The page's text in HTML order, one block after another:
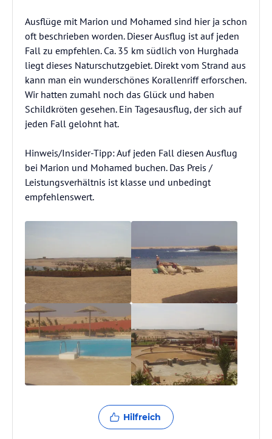
Ausflüge mit Marion und Mohamed sind hier ja schon
oft beschrieben worden. Dieser Ausflug ist auf jeden
Fall zu empfehlen. Ca. 35 km südlich von Hurghada
liegt dieses Naturschutzgebiet. Direkt vom Strand aus
kann man ein wunderschönes Korallenriff erforschen.
Wir hatten zumahl noch das Glück und haben
Schildkröten gesehen. Ein Tagesausflug, der sich auf
jeden Fall gelohnt hat.
Hinweis/Insider-Tipp: Auf jeden Fall diesen Ausflug
bei Marion und Mohamed buchen. Das Preis /
Leistungsverhältnis ist klasse und unbedingt
empfehlenswert.
Hilfreich